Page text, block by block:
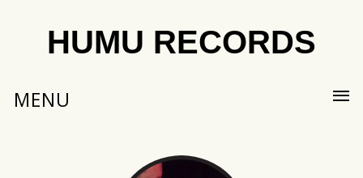
HUMU RECORDS
MENU